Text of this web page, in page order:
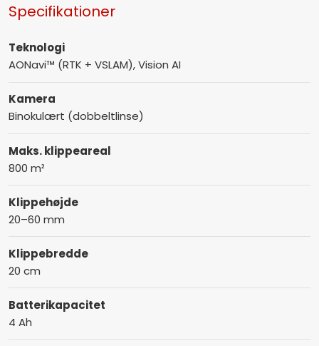
Specifikationer​
Teknologi
AONavi™ (RTK + VSLAM), Vision AI
Kamera
Binokulært (dobbeltlinse)
Maks. klippeareal
800 m²
Klippehøjde
20–60 mm
Klippebredde
20 cm
Batterikapacitet
4 Ah